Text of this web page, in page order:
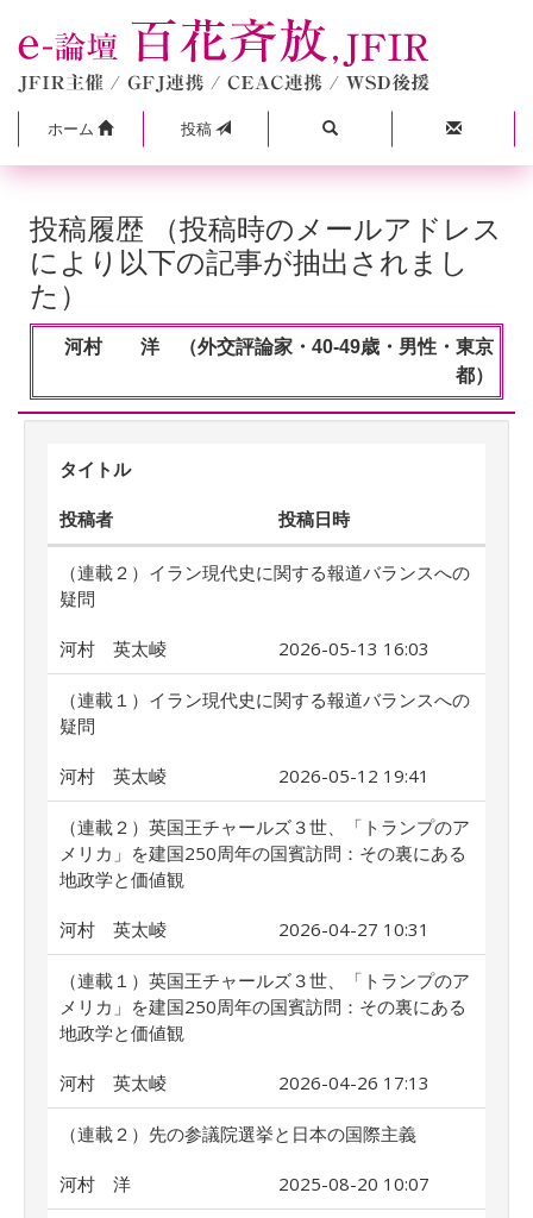
ホーム 投稿
投稿履歴 （投稿時のメールアドレス
により以下の記事が抽出されまし
た）
河村 洋 （外交評論家・40-49歳・男性・東京
都）
タイトル
投稿者 投稿日時
（連載２）イラン現代史に関する報道バランスへの
疑問
河村 英太崚 2026-05-13 16:03
（連載１）イラン現代史に関する報道バランスへの
疑問
河村 英太崚 2026-05-12 19:41
（連載２）英国王チャールズ３世、「トランプのア
メリカ」を建国250周年の国賓訪問：その裏にある
地政学と価値観
河村 英太崚 2026-04-27 10:31
（連載１）英国王チャールズ３世、「トランプのア
メリカ」を建国250周年の国賓訪問：その裏にある
地政学と価値観
河村 英太崚 2026-04-26 17:13
（連載２）先の参議院選挙と日本の国際主義
河村 洋 2025-08-20 10:07